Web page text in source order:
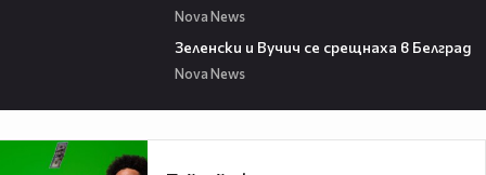
Nova News
Зеленски и Вучич се срещнаха в Белград
Nova News